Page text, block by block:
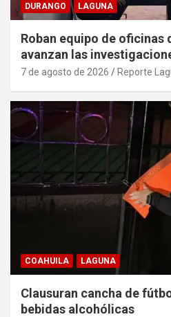
DURANGO LAGUNA
Roban equipo de oficinas
avanzan las
7 de agosto de 2026 Reporte
COAHUILA LAGUNA
Clausuran cancha de
bebidas alcohólicas